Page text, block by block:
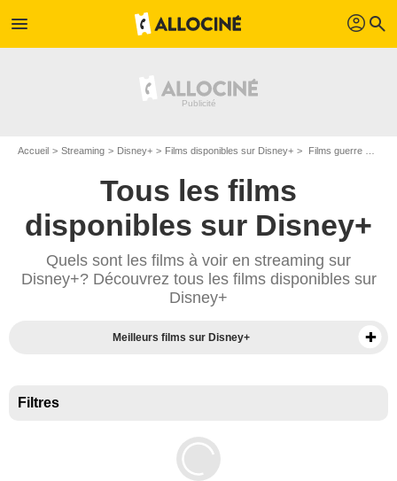
menu profil search
Accueil Streaming Disney+ Films disponibles sur Disney+ Films guerre disponibles sur Disney+
Tous les films
disponibles sur Disney+
Quels sont les films à voir en streaming sur
Disney+? Découvrez tous les films disponibles sur
Disney+
Meilleurs films sur Disney+
Filtres